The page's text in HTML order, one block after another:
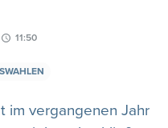
11:50
im vergangenen Jahr